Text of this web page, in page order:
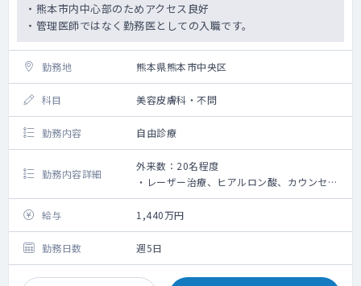
・熊本市内中心部のためアクセス良好
・管理医師ではなく勤務医としての入職です。
勤務地 熊本県熊本市中央区
科目 美容皮膚科・不問
勤務内容 自由診療
勤務内容詳細
外来数：20名程度
・レーザー治療、ヒアルロン酸、カウンセリ
ング等の勤務です。
・未経験相談可能（研修あり）
・完全予約制
給与 1,440万円
勤務日数 週5日